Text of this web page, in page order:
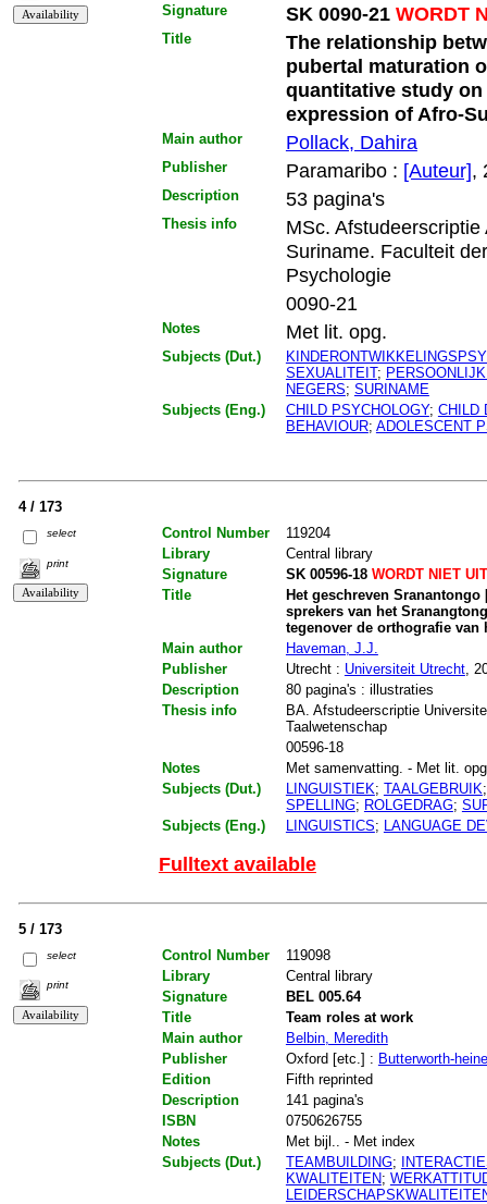
Signature SK 0090-21WORDT
Title
The relationship
pubertal maturation
quantitative study
expression of Afro-
Main author Pollack, Dahira
Publisher Paramaribo : [Auteur],
Description 53 pagina's
Thesis info
MSc.
Suriname. Faculteit
Psychologie
0090-21
Notes Met lit. opg.
Subjects (Dut.)
SEXUALITEIT;
NEGERS; SURINAME
Subjects (Eng.)
CHILD PSYCHOLOGY; CHILD
BEHAVIOUR; ADOLESCENT
4 / 173
select
print
Control Number
119204
Library
Central library
Signature
SK 00596-18WORDT NIET
Title
Het geschreven
sprekers van het
tegenover de orthografie van
Main author
Haveman, J.J.
Publisher
Utrecht : Universiteit Utrecht,
Description
80 pagina's : illustraties
Thesis info
BA. Afstudeerscriptie
Taalwetenschap
00596-18
Notes
Met samenvatting. - Met lit.
Subjects (Dut.)
LINGUISTIEK; TAALGEBRUIK
SPELLING; ROLGEDRAG;
Subjects (Eng.)
LINGUISTICS; LANGUAGE
Fulltext available
5 / 173
select
print
Control Number
119098
Library
Central library
Signature
BEL 005.64
Title
Team roles at work
Main author
Belbin, Meredith
Publisher
Oxford [etc.] : Butterworth-
Edition
Fifth reprinted
Description
141 pagina's
ISBN
0750626755
Notes
Met bijl.. - Met index
Subjects (Dut.)
TEAMBUILDING;
KWALITEITEN;